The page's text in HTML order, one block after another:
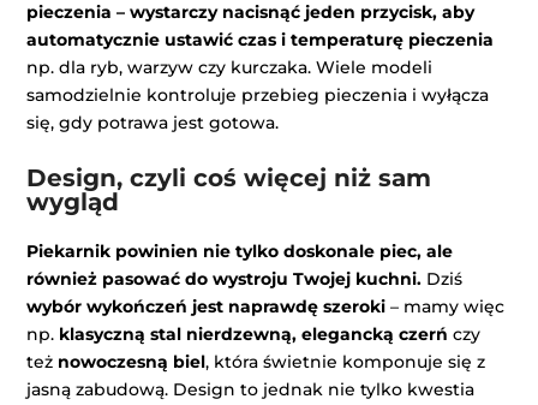
pieczenia – wystarczy nacisnąć jeden przycisk, aby
automatycznie ustawić czas i temperaturę pieczenia
np. dla ryb, warzyw czy kurczaka. Wiele modeli
samodzielnie kontroluje przebieg pieczenia i wyłącza
się, gdy potrawa jest gotowa.
Design, czyli coś więcej niż sam
wygląd
Piekarnik powinien nie tylko doskonale piec, ale
również pasować do wystroju Twojej kuchni. Dziś
wybór wykończeń jest naprawdę szeroki – mamy więc
np. klasyczną stal nierdzewną, elegancką czerń czy
też nowoczesną biel, która świetnie komponuje się z
jasną zabudową. Design to jednak nie tylko kwestia